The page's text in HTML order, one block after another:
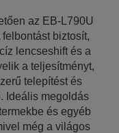
az EB-L790U
biztosít,
lencseshift és a
a teljesítményt,
telepítést és
Ideális megoldás
és egyéb
még a világos